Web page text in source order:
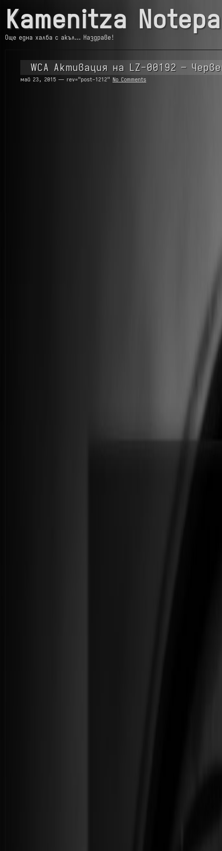
Kamenitza
Още една халба с акъл… Наздраве!
WCA Активация на LZ-00192 –
май 23, 2015 — rev="post-1212" No Comments